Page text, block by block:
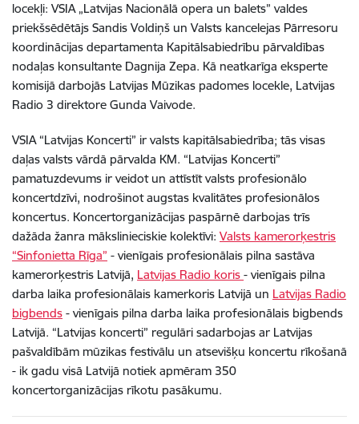
locekļi: VSIA „Latvijas Nacionālā opera un balets” valdes
priekšsēdētājs Sandis Voldiņš un Valsts kancelejas Pārresoru
koordinācijas departamenta Kapitālsabiedrību pārvaldības
nodaļas konsultante Dagnija Zepa. Kā neatkarīga eksperte
komisijā darbojās Latvijas Mūzikas padomes locekle, Latvijas
Radio 3 direktore Gunda Vaivode.
VSIA “Latvijas Koncerti” ir valsts kapitālsabiedrība; tās visas
daļas valsts vārdā pārvalda KM. “Latvijas Koncerti”
pamatuzdevums ir veidot un attīstīt valsts profesionālo
koncertdzīvi, nodrošinot augstas kvalitātes profesionālos
koncertus. Koncertorganizācijas paspārnē darbojas trīs
dažāda žanra mākslinieciskie kolektīvi: Valsts kamerorķestris
“Sinfonietta Rīga” - vienīgais profesionālais pilna sastāva
kamerorķestris Latvijā, Latvijas Radio koris - vienīgais pilna
darba laika profesionālais kamerkoris Latvijā un Latvijas Radio
bigbends - vienīgais pilna darba laika profesionālais bigbends
Latvijā. “Latvijas koncerti” regulāri sadarbojas ar Latvijas
pašvaldībām mūzikas festivālu un atsevišķu koncertu rīkošanā
- ik gadu visā Latvijā notiek apmēram 350
koncertorganizācijas rīkotu pasākumu.